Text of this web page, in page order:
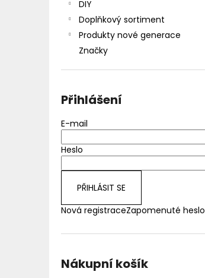
DIY
Doplňkový sortiment
Produkty nové generace
Značky
Přihlášení
E-mail
Heslo
PŘIHLÁSIT SE
Nová registraceZapomenuté heslo
Nákupní košík